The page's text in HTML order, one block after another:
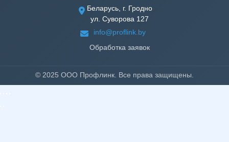
Беларусь, г. Гродно
ул. Суворова 127
info@proflink.by
Обработка заявок
© 2025 ООО Профлинк. Все права защищены.